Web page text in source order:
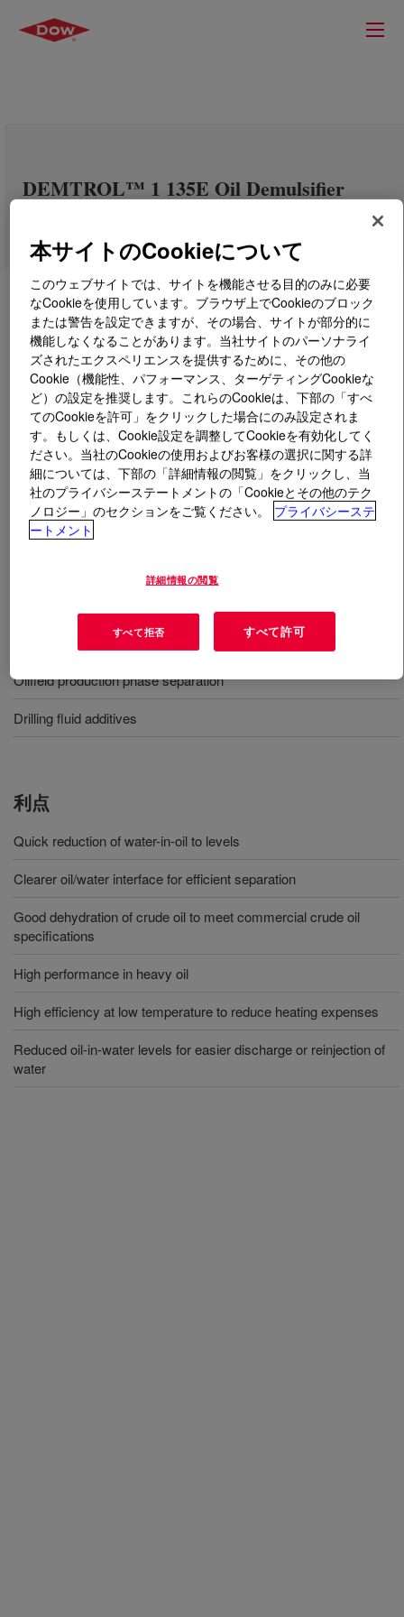
DEMTROL™ 1 135E Oil Demulsifier
Base
とはDEMTROL™ 1 135E Oil Demulsifier Base?
A demulsifier base that can quickly reduce water-in-oil
levels, provide a sharper interface between the two
phases for easier separation and effectively remove
Oilfield production phase separation
Drilling fluid additives
利点
Quick reduction of water-in-oil to levels
Clearer oil/water interface for efficient separation
Good dehydration of crude oil to meet commercial crude oil
specifications
High performance in heavy oil
High efficiency at low temperature to reduce heating expenses
Reduced oil-in-water levels for easier discharge or reinjection of
water
本サイトのCookieについて
このウェブサイトでは、サイトを機能させる目的のみに必要
なCookieを使用しています。ブラウザ上でCookieのブロック
または警告を設定できますが、その場合、サイトが部分的に
機能しなくなることがあります。当社サイトのパーソナライ
ズされたエクスペリエンスを提供するために、その他の
Cookie（機能性、パフォーマンス、ターゲティングCookieな
ど）の設定を推奨します。これらのCookieは、下部の「すべ
てのCookieを許可」をクリックした場合にのみ設定されま
す。もしくは、Cookie設定を調整してCookieを有効化してく
ださい。当社のCookieの使用およびお客様の選択に関する詳
細については、下部の「詳細情報の閲覧」をクリックし、当
社のプライバシーステートメントの「Cookieとその他のテク
ノロジー」のセクションをご覧ください。
プライバシーステ
ートメント
詳細情報の閲覧
すべて拒否 すべて許可